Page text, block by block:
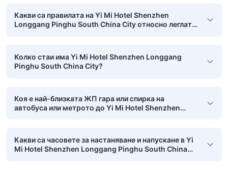
Какви са правилата на Yi Mi Hotel Shenzhen
Longgang Pinghu South China City относно леглата
Колко стаи има Yi Mi Hotel Shenzhen Longgang
Pinghu South China City?
Коя е най-близката ЖП гара или спирка на
автобуса или метрото до Yi Mi Hotel Shenzhen
Какви са часовете за настаняване и напускане в Yi
Mi Hotel Shenzhen Longgang Pinghu South China